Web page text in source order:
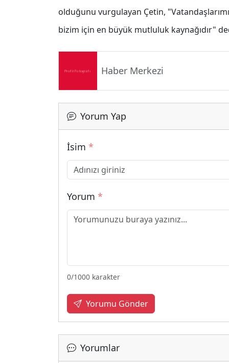
olduğunu vurgulayan Çetin,
bizim için en büyük mutluluk kaynağıdır"
Haber Merkezi
Yorum Yap
İsim *
Yorum *
0/1000 karakter
Yorumu Gönder
Yorumlar